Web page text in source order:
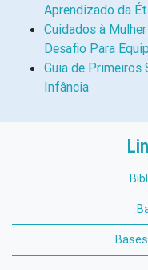
Aprendizado da
Cuidados à
Desafio Para
Guia de Primeiros
Infância